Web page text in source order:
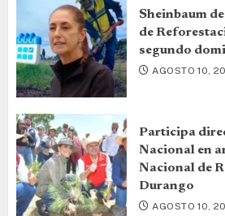
Sheinbaum
de
segundo
AGOSTO 10,
Participa
Nacional en
Nacional de
Durango
AGOSTO 10,